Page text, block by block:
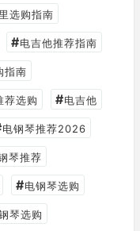
选购指南
#电吉他推荐指南
指南
荐选购 #电吉他
电钢琴推荐2026
琴推荐
#电钢琴选购
琴选购